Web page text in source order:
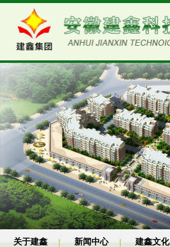
关于建鑫 新闻中心 建鑫文化